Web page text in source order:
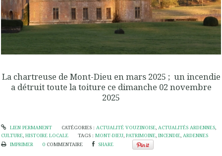
La chartreuse de Mont-Dieu en mars 2025 ; un incendie
a détruit toute la toiture ce dimanche 02 novembre
2025
LIEN PERMANENT CATÉGORIES : ACTUALITÉ VOUZINOISE, ACTUALITÉS ARDENNES,
CULTURE, HISTOIRE LOCALE TAGS :MONT-DIEU,PATRIMOINE,INCENDIE,ARDENNES
IMPRIMER
0 COMMENTAIRE SHARE